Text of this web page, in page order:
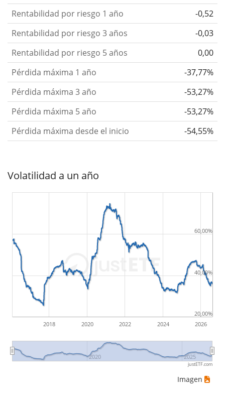
Rentabilidad por riesgo 1 año
-0,52
Rentabilidad por riesgo 3 años
-0,03
Rentabilidad por riesgo 5 años
0,00
Pérdida máxima 1 año
-37,77%
Pérdida máxima 3 año
-53,27%
Pérdida máxima 5 año
-53,27%
Pérdida máxima desde el inicio
-54,55%
Volatilidad a un año
2018 2020 2022 2024 2026
2020 2025
20,00%
40,00%
60,00%
justETF.com
Imagen